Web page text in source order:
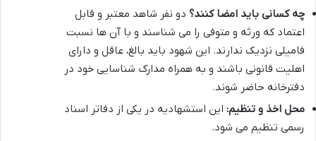
چه کسانی باید امضا کنند؟ دو نفر شاهد معتبر و قابل
اعتماد که ورثه و متوفی را می شناسند و با آن ها نسبت
فامیلی نزدیک ندارند. این شهود باید بالغ، عاقل و دارای
اهلیت قانونی باشند و به همراه مدارک شناسایی خود در
دفترخانه حاضر شوند.
محل اخذ و تنظیم: این استشهادیه در یکی از دفاتر اسناد
رسمی تنظیم می شود.